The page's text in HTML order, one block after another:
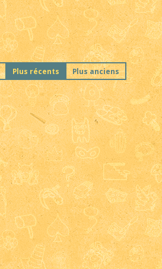
Plus anciens
Plus récents